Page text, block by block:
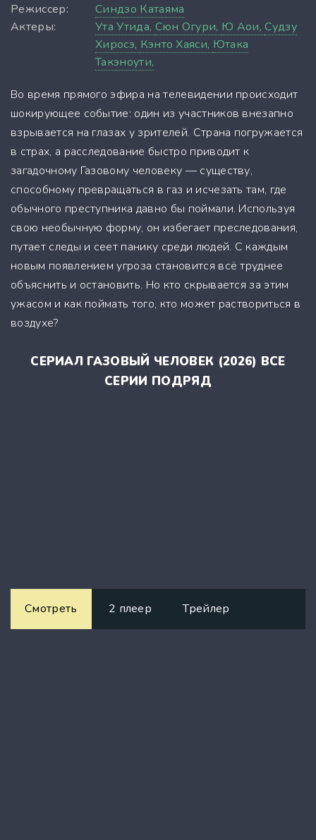
Режиссер:
Синдзо Катаяма
Актеры:
Ута Утида, Сюн Огури, Ю Аои,Судзу
Хиросэ, Кэнто Хаяси, Ютака
Такэноути,
Во время прямого эфира на телевидении происходит
шокирующее событие: один из участников внезапно
взрывается на глазах у зрителей. Страна погружается
в страх, а расследование быстро приводит к
загадочному Газовому человеку — существу,
способному превращаться в газ и исчезать там, где
обычного преступника давно бы поймали. Используя
свою необычную форму, он избегает преследования,
путает следы и сеет панику среди людей. С каждым
новым появлением угроза становится всё труднее
объяснить и остановить. Но кто скрывается за этим
ужасом и как поймать того, кто может раствориться в
воздухе?
СЕРИАЛ ГАЗОВЫЙ ЧЕЛОВЕК (2026) ВСЕ
СЕРИИ ПОДРЯД
Смотреть 2 плеер Трейлер